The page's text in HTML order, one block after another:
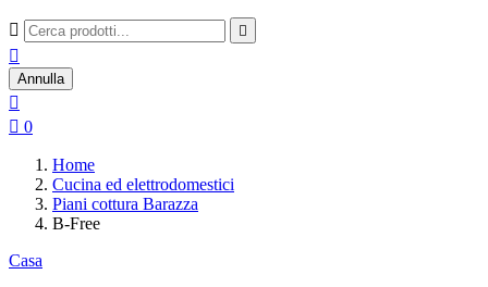
 

Annulla

 0
Home
Cucina ed elettrodomestici
Piani cottura Barazza
B-Free
Casa